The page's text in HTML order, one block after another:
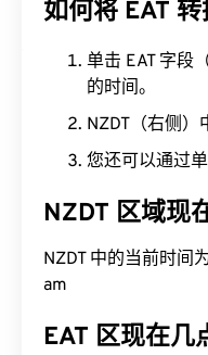
如何将 EAT
单击 EAT 字段
的时间。
NZDT（右侧）
您还可以通过
NZDT 区域现
NZDT 中的当前时间
am
EAT 区现在几